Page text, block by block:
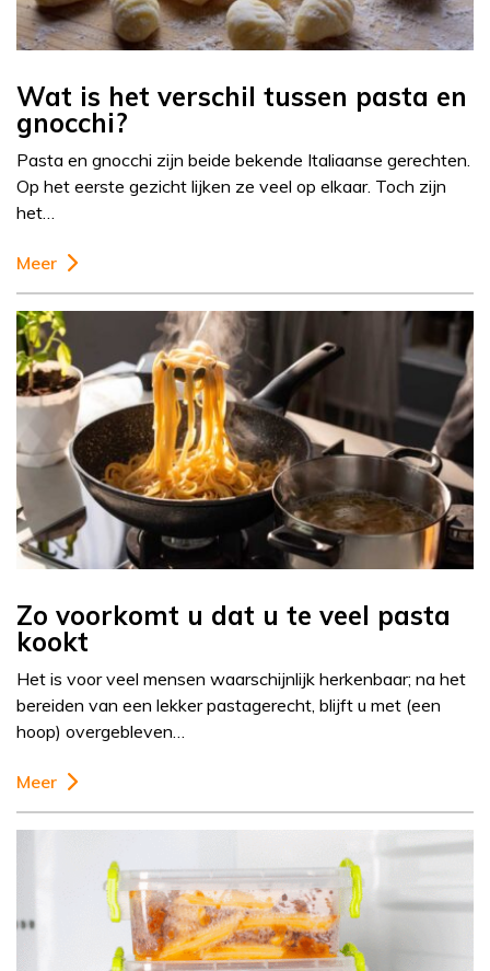
Wat is het verschil tussen pasta en
gnocchi?
Pasta en gnocchi zijn beide bekende Italiaanse gerechten.
Op het eerste gezicht lijken ze veel op elkaar. Toch zijn
het…
Meer
Zo voorkomt u dat u te veel pasta
kookt
Het is voor veel mensen waarschijnlijk herkenbaar; na het
bereiden van een lekker pastagerecht, blijft u met (een
hoop) overgebleven…
Meer